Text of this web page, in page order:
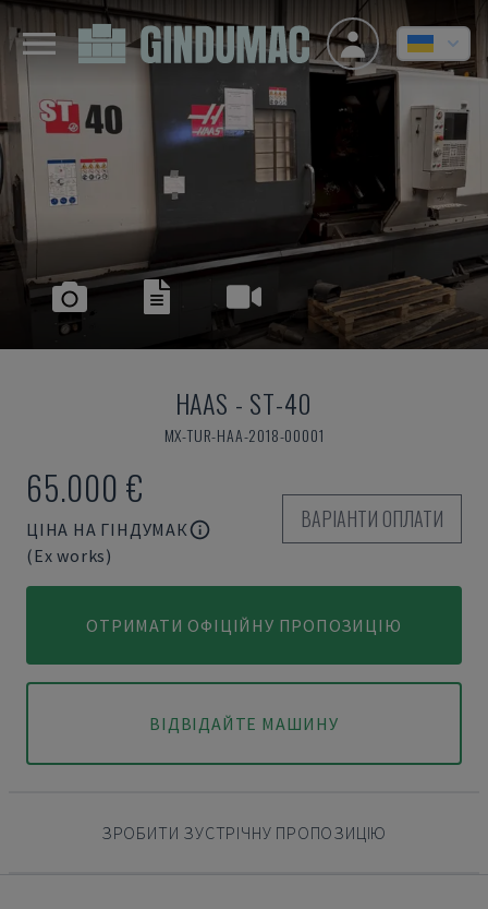
HAAS - ST-40
MX-TUR-HAA-2018-00001
65.000 €
ЦІНА НА ГІНДУМАК
(Ex works)
ВАРІАНТИ ОПЛАТИ
ОТРИМАТИ ОФІЦІЙНУ ПРОПОЗИЦІЮ
ВІДВІДАЙТЕ МАШИНУ
ЗРОБИТИ ЗУСТРІЧНУ ПРОПОЗИЦІЮ